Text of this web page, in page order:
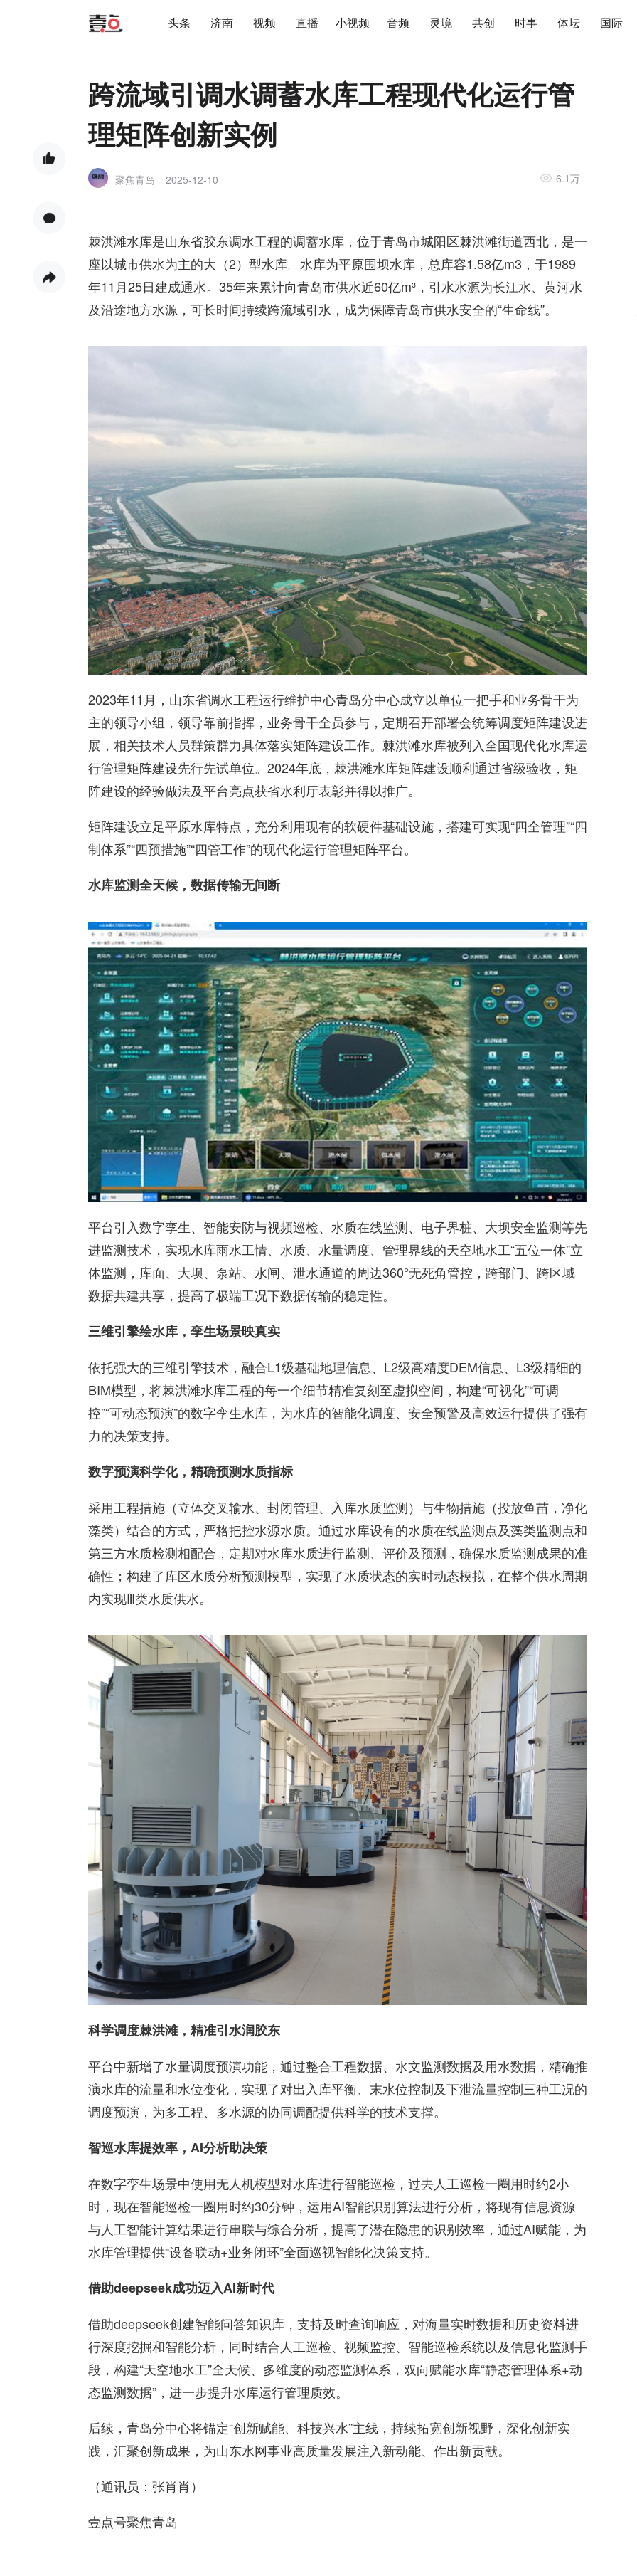
头条 济南 视频 直播 小视频 音频 灵境 共创 时事 体坛 国际
跨流域引调水调蓄水库工程现代化运行管
理矩阵创新实例
聚焦青岛 2025-12-10 6.1万
棘洪滩水库是山东省胶东调水工程的调蓄水库，位于青岛市城阳区棘洪滩街道西北，是一
座以城市供水为主的大（2）型水库。水库为平原围坝水库，总库容1.58亿m3，于1989
年11月25日建成通水。35年来累计向青岛市供水近60亿m³，引水水源为长江水、黄河水
及沿途地方水源，可长时间持续跨流域引水，成为保障青岛市供水安全的“生命线”。
2023年11月，山东省调水工程运行维护中心青岛分中心成立以单位一把手和业务骨干为
主的领导小组，领导靠前指挥，业务骨干全员参与，定期召开部署会统筹调度矩阵建设进
展，相关技术人员群策群力具体落实矩阵建设工作。棘洪滩水库被列入全国现代化水库运
行管理矩阵建设先行先试单位。2024年底，棘洪滩水库矩阵建设顺利通过省级验收，矩
阵建设的经验做法及平台亮点获省水利厅表彰并得以推广。
矩阵建设立足平原水库特点，充分利用现有的软硬件基础设施，搭建可实现“四全管理”“四
制体系”“四预措施”“四管工作”的现代化运行管理矩阵平台。
水库监测全天候，数据传输无间断
平台引入数字孪生、智能安防与视频巡检、水质在线监测、电子界桩、大坝安全监测等先
进监测技术，实现水库雨水工情、水质、水量调度、管理界线的天空地水工“五位一体”立
体监测，库面、大坝、泵站、水闸、泄水通道的周边360°无死角管控，跨部门、跨区域
数据共建共享，提高了极端工况下数据传输的稳定性。
三维引擎绘水库，孪生场景映真实
依托强大的三维引擎技术，融合L1级基础地理信息、L2级高精度DEM信息、L3级精细的
BIM模型，将棘洪滩水库工程的每一个细节精准复刻至虚拟空间，构建“可视化”“可调
控”“可动态预演”的数字孪生水库，为水库的智能化调度、安全预警及高效运行提供了强有
力的决策支持。
数字预演科学化，精确预测水质指标
采用工程措施（立体交叉输水、封闭管理、入库水质监测）与生物措施（投放鱼苗，净化
藻类）结合的方式，严格把控水源水质。通过水库设有的水质在线监测点及藻类监测点和
第三方水质检测相配合，定期对水库水质进行监测、评价及预测，确保水质监测成果的准
确性；构建了库区水质分析预测模型，实现了水质状态的实时动态模拟，在整个供水周期
内实现Ⅲ类水质供水。
科学调度棘洪滩，精准引水润胶东
平台中新增了水量调度预演功能，通过整合工程数据、水文监测数据及用水数据，精确推
演水库的流量和水位变化，实现了对出入库平衡、末水位控制及下泄流量控制三种工况的
调度预演，为多工程、多水源的协同调配提供科学的技术支撑。
智巡水库提效率， AI分析助决策
在数字孪生场景中使用无人机模型对水库进行智能巡检，过去人工巡检一圈用时约2小
时，现在智能巡检一圈用时约30分钟，运用AI智能识别算法进行分析，将现有信息资源
与人工智能计算结果进行串联与综合分析，提高了潜在隐患的识别效率，通过AI赋能，为
水库管理提供“设备联动+业务闭环”全面巡视智能化决策支持。
借助deepseek成功迈入AI新时代
借助deepseek创建智能问答知识库，支持及时查询响应，对海量实时数据和历史资料进
行深度挖掘和智能分析，同时结合人工巡检、视频监控、智能巡检系统以及信息化监测手
段，构建“天空地水工”全天候、多维度的动态监测体系，双向赋能水库“静态管理体系+动
态监测数据”，进一步提升水库运行管理质效。
后续，青岛分中心将锚定“创新赋能、科技兴水”主线，持续拓宽创新视野，深化创新实
践，汇聚创新成果，为山东水网事业高质量发展注入新动能、作出新贡献。
（通讯员：张肖肖）
壹点号聚焦青岛